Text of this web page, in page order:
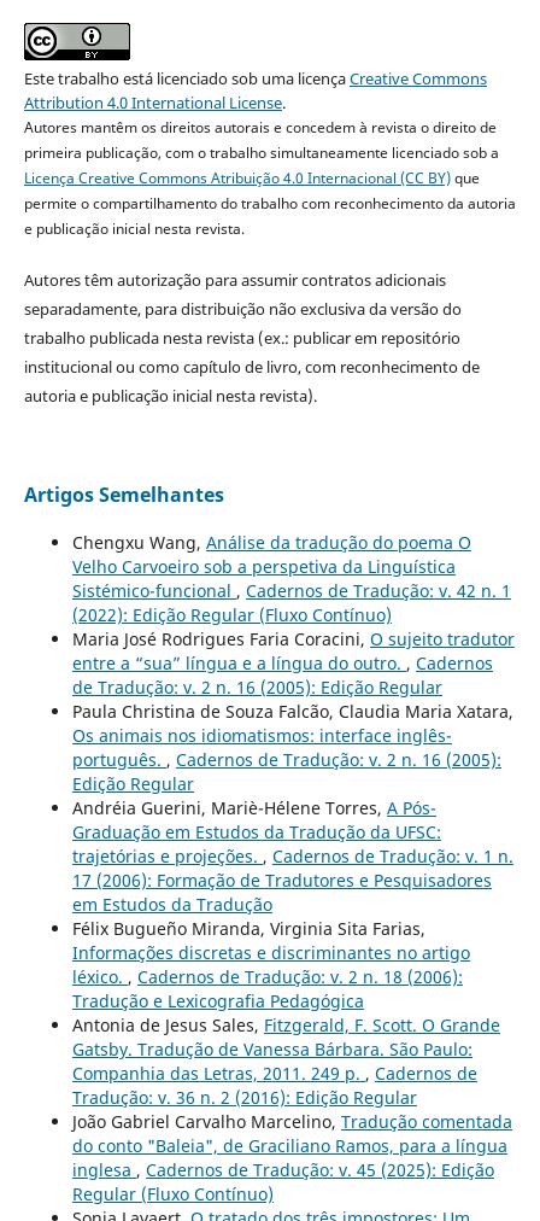
Este trabalho está licenciado sob uma licençaCreative Commons
Attribution 4.0 International License.
Autores mantêm os direitos autorais e concedem à revista o direito de
primeira publicação, com o trabalho simultaneamente licenciado sob a
Licença Creative Commons Atribuição 4.0 Internacional (CC BY)que
permite o compartilhamento do trabalho com reconhecimento da autoria
e publicação inicial nesta revista.
Autores têm autorização para assumir contratos adicionais
separadamente, para distribuição não exclusiva da versão do
trabalho publicada nesta revista (ex.: publicar em repositório
institucional ou como capítulo de livro, com reconhecimento de
autoria e publicação inicial nesta revista).
Artigos Semelhantes
Chengxu Wang, Análise da tradução do poema O
Velho Carvoeiro sob a perspetiva da Linguística
Sistémico-funcional , Cadernos de Tradução: v. 42 n. 1
(2022): Edição Regular (Fluxo Contínuo)
Maria José Rodrigues Faria Coracini, O sujeito tradutor
entre a “sua” língua e a língua do outro. , Cadernos
de Tradução: v. 2 n. 16 (2005): Edição Regular
Paula Christina de Souza Falcão, Claudia Maria Xatara,
Os animais nos idiomatismos: interface inglês-
português. , Cadernos de Tradução: v. 2 n. 16 (2005):
Edição Regular
Andréia Guerini, Mariè-Hélene Torres, A Pós-
Graduação em Estudos da Tradução da UFSC:
trajetórias e projeções. , Cadernos de Tradução: v. 1 n.
17 (2006): Formação de Tradutores e Pesquisadores
em Estudos da Tradução
Félix Bugueño Miranda, Virginia Sita Farias,
Informações discretas e discriminantes no artigo
léxico. , Cadernos de Tradução: v. 2 n. 18 (2006):
Tradução e Lexicografia Pedagógica
Antonia de Jesus Sales, Fitzgerald, F. Scott. O Grande
Gatsby. Tradução de Vanessa Bárbara. São Paulo:
Companhia das Letras, 2011. 249 p. , Cadernos de
Tradução: v. 36 n. 2 (2016): Edição Regular
João Gabriel Carvalho Marcelino, Tradução comentada
do conto "Baleia", de Graciliano Ramos, para a língua
inglesa , Cadernos de Tradução: v. 45 (2025): Edição
Regular (Fluxo Contínuo)